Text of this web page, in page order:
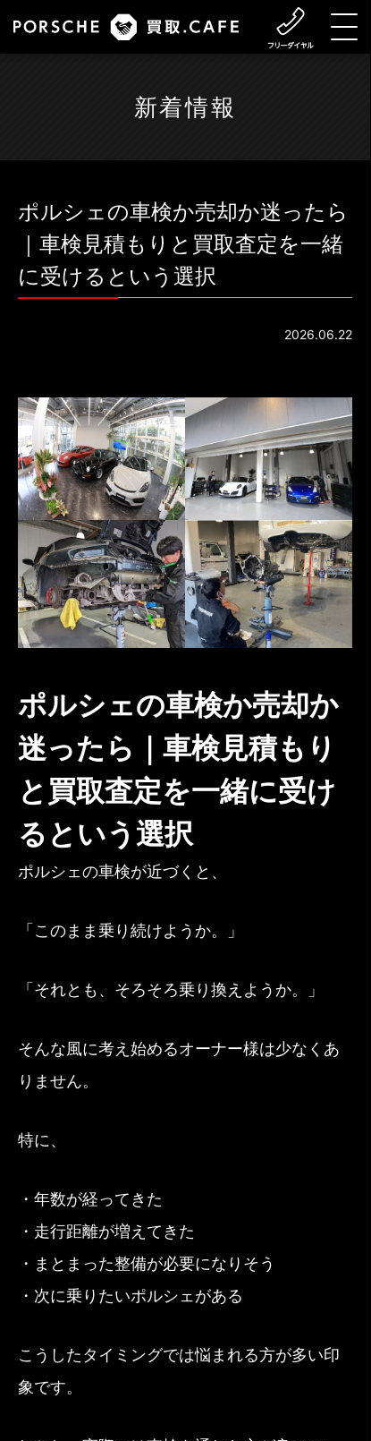
新着情報
ポルシェの車検か売却か迷ったら
｜車検見積もりと買取査定を一緒
に受けるという選択
2026.06.22
ポルシェの車検か売却か
迷ったら｜車検見積もり
と買取査定を一緒に受け
るという選択
ポルシェの車検が近づくと、
「このまま乗り続けようか。」
「それとも、そろそろ乗り換えようか。」
そんな風に考え始めるオーナー様は少なくあ
りません。
特に、
・年数が経ってきた
・走行距離が増えてきた
・まとまった整備が必要になりそう
・次に乗りたいポルシェがある
こうしたタイミングでは悩まれる方が多い印
象です。